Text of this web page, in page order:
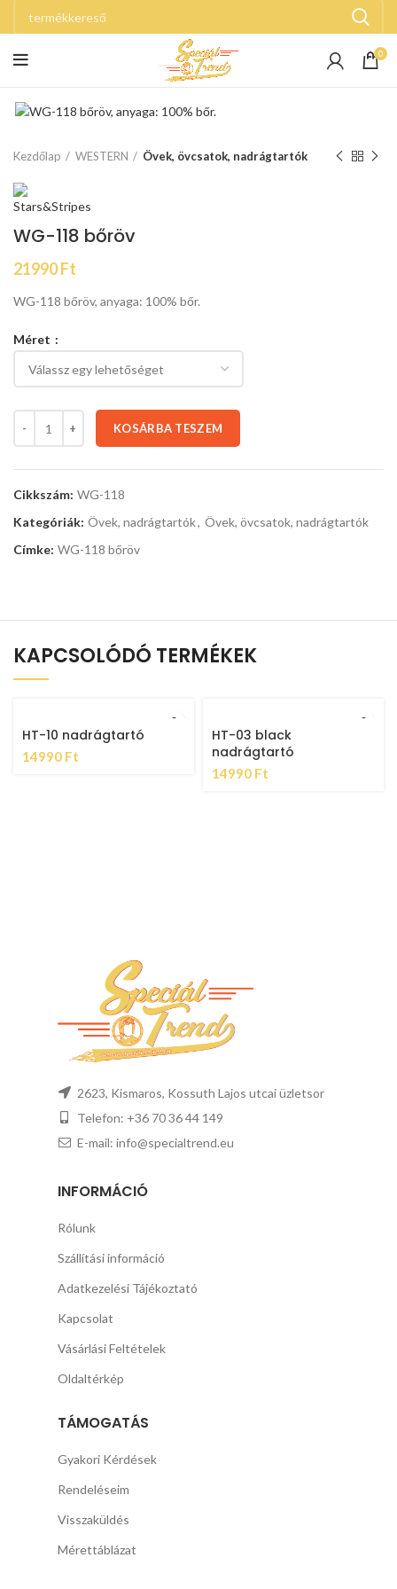
0
Kezdőlap WESTERN Övek, övcsatok, nadrágtartók
WG-118 bőröv
21990Ft
WG-118 bőröv, anyaga: 100% bőr.
Méret
KOSÁRBA TESZEM
Cikkszám: WG-118
Kategóriák: Övek, nadrágtartók, Övek, övcsatok, nadrágtartók
Címke: WG-118 bőröv
KAPCSOLÓDÓ TERMÉKEK
HT-10 nadrágtartó
14990 Ft
HT-03 black
nadrágtartó
14990 Ft
2623, Kismaros, Kossuth Lajos utcai üzletsor
Telefon: +36 70 36 44 149
E-mail: info@specialtrend.eu
INFORMÁCIÓ
Rólunk
Szállítási információ
Adatkezelési Tájékoztató
Kapcsolat
Vásárlási Feltételek
Oldaltérkép
TÁMOGATÁS
Gyakori Kérdések
Rendeléseim
Visszaküldés
Mérettáblázat